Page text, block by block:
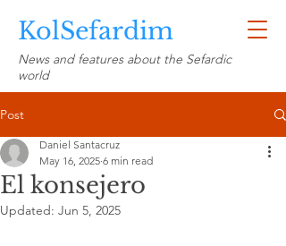
KolSefardim
News and features about the Sefardic
world
Post
El konsejero
Daniel Santacruz
May 16, 2025 6 min read
Updated: Jun 5, 2025